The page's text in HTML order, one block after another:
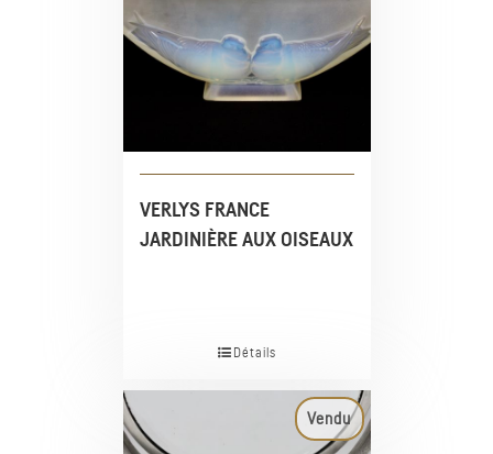
VERLYS FRANCE
JARDINIÈRE AUX OISEAUX
Détails
Vendu